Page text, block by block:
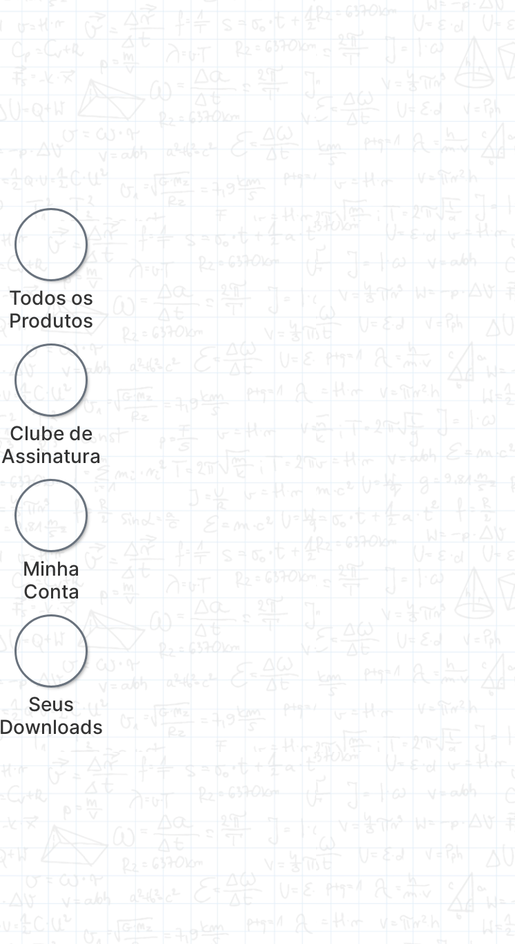
Todos os
Produtos
Clube de
Assinatura
Minha
Conta
Seus
Downloads